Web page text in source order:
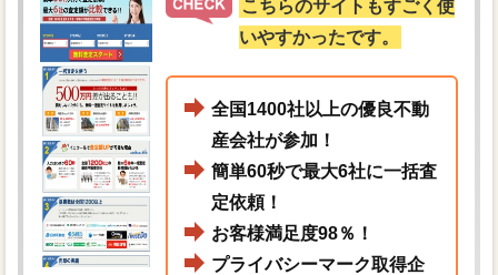
こちらのサイトもすごく使
いやすかったです。
全国1400社以上の優良不動
産会社が参加！
簡単60秒で最大6社に一括査
定依頼！
お客様満足度98％！
プライバシーマーク取得企